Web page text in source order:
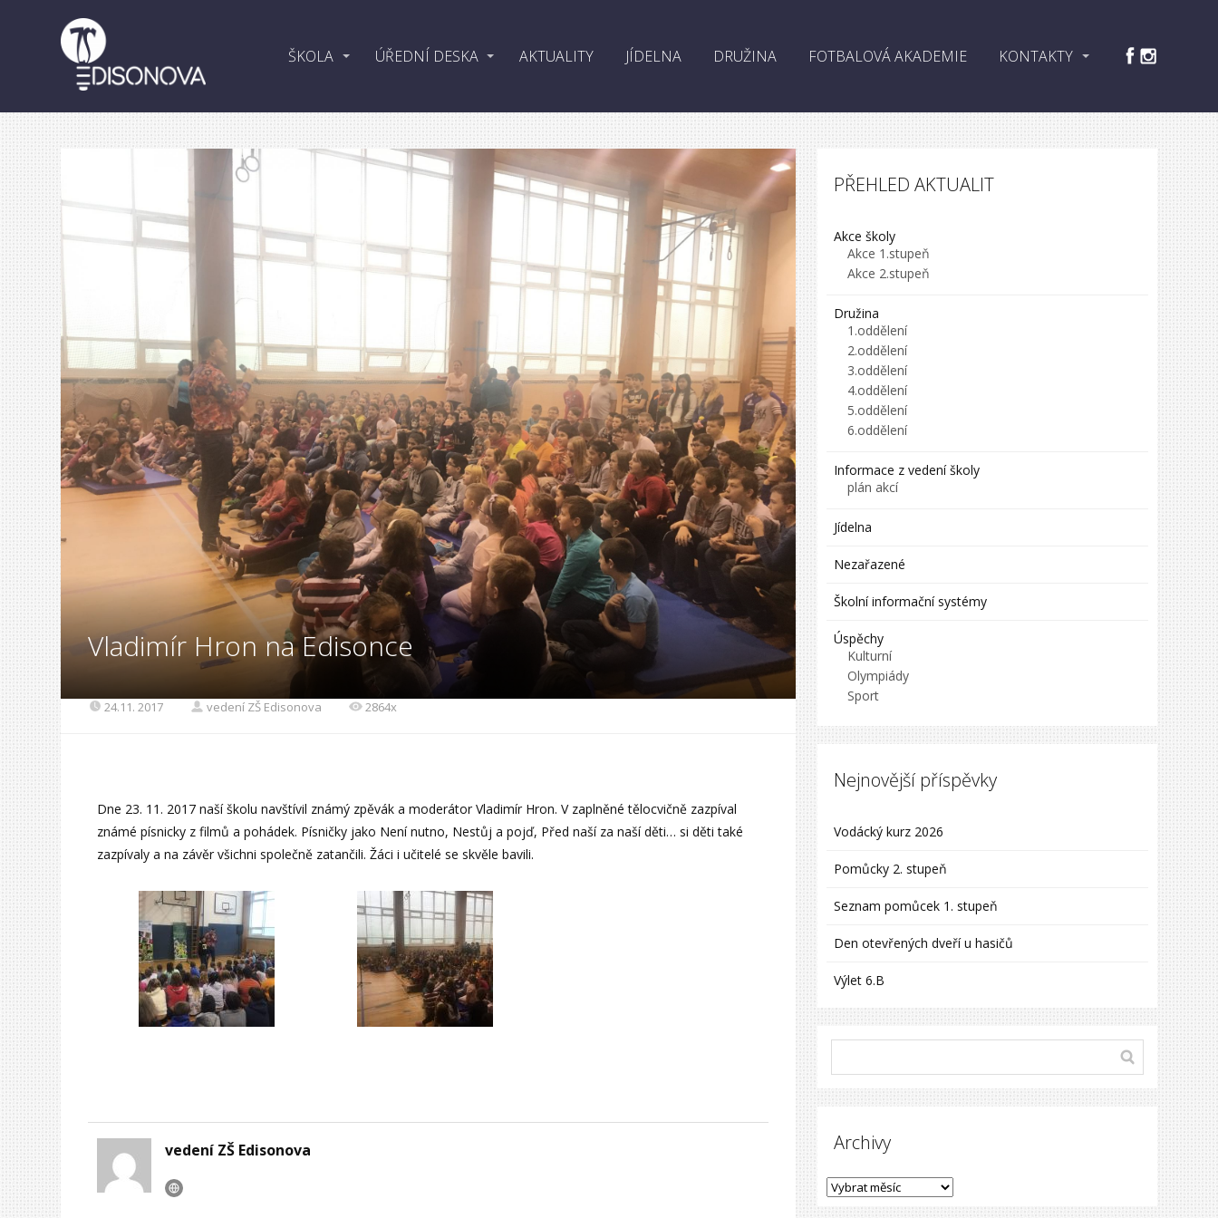
ŠKOLA ÚŘEDNÍ DESKA AKTUALITY JÍDELNA DRUŽINA FOTBALOVÁ AKADEMIE KONTAKTY
Vladimír Hron na Edisonce
24.11. 2017 vedení ZŠ Edisonova 2864x
Dne 23. 11. 2017 naší školu navštívil známý zpěvák a moderátor Vladimír Hron. V zaplněné tělocvičně zazpíval
známé písnicky z filmů a pohádek. Písničky jako Není nutno, Nestůj a pojď, Před naší za naší děti… si děti také
zazpívaly a na závěr všichni společně zatančili. Žáci i učitelé se skvěle bavili.
vedení ZŠ Edisonova
PŘEHLED AKTUALIT
Akce školy
Akce 1.stupeň
Akce 2.stupeň
Družina
1.oddělení
2.oddělení
3.oddělení
4.oddělení
5.oddělení
6.oddělení
Informace z vedení školy
plán akcí
Jídelna
Nezařazené
Školní informační systémy
Úspěchy
Kulturní
Olympiády
Sport
Nejnovější příspěvky
Vodácký kurz 2026
Pomůcky 2. stupeň
Seznam pomůcek 1. stupeň
Den otevřených dveří u hasičů
Výlet 6.B
Archivy